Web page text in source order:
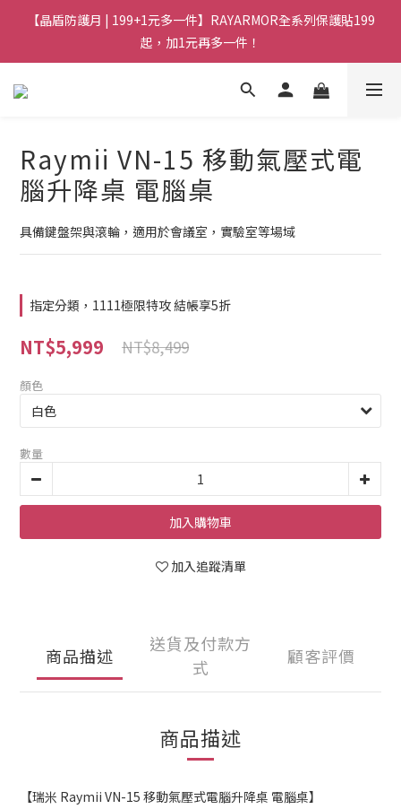
【晶盾防護月 | 199+1元多一件】RAYARMOR全系列保護貼199
起，加1元再多一件！
Raymii VN-15 移動氣壓式電
腦升降桌 電腦桌
具備鍵盤架與滾輪，適用於會議室，實驗室等場域
指定分類，1111極限特攻 結帳享5折
NT$5,999 NT$8,499
顏色
數量
加入購物車
加入追蹤清單
商品描述
送貨及付款方
式
顧客評價
商品描述
【瑞米 Raymii VN-15 移動氣壓式電腦升降桌 電腦桌】